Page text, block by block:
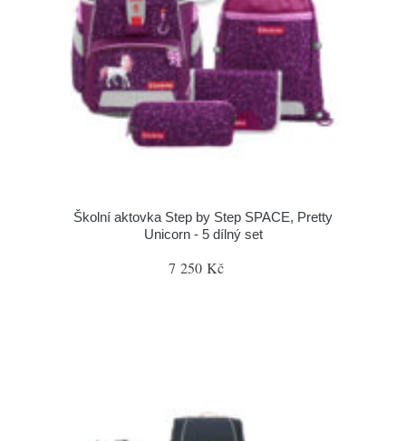
Školní aktovka Step by Step SPACE, Pretty
Unicorn - 5 dílný set
7 250 Kč